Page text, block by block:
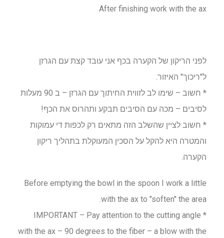
After finishing work with the ax
לפני הריקון של הקערה בכף אני עובד קצת עם הגרזן
ל"ריכוך" האיזור.
* חשוב – שימו לב לזווית החיתוך עם הגרזן – ב 90 מעלות
לסיבים – מכה עם הסיבים תבקע ותהרוס את הכף!
* חשוב לציין שהשלב הזה מתאים רק לכפות די עמוקות
והמטרה היא להקל על הסכין המעוקלת בתהליך ריקון
הקערה.
Before emptying the bowl in the spoon I work a little
with the ax to "soften" the area.
* IMPORTANT – Pay attention to the cutting angle
with the ax – 90 degrees to the fiber – a blow with the